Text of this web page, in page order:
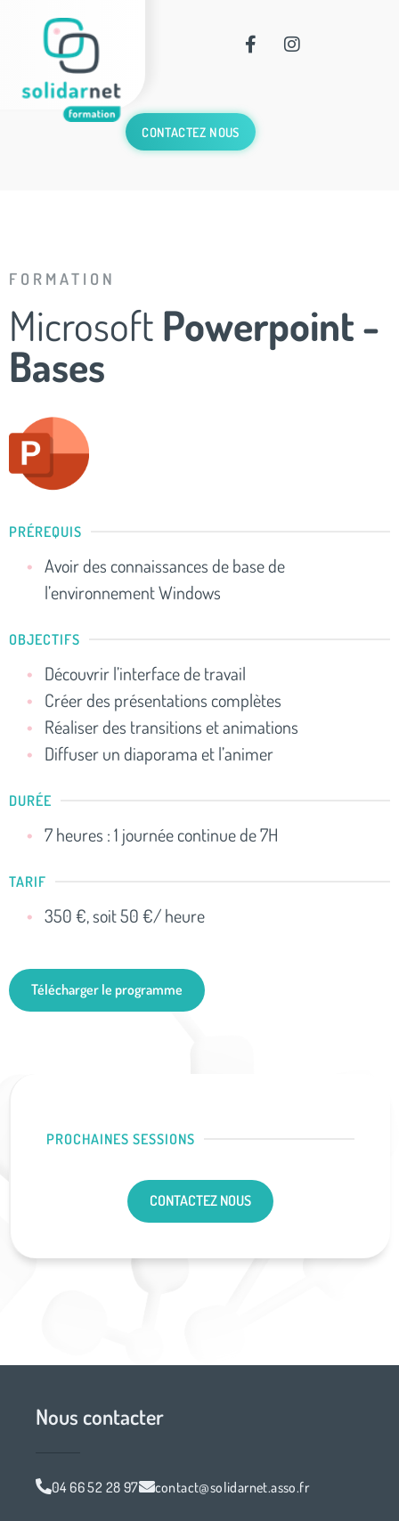
CONTACTEZ NOUS
FORMATION
Microsoft Powerpoint -
Bases
PRÉREQUIS
Avoir des connaissances de base de
l’environnement Windows
OBJECTIFS
Découvrir l’interface de travail
Créer des présentations complètes
Réaliser des transitions et animations
Diffuser un diaporama et l’animer
DURÉE
7 heures : 1 journée continue de 7H
TARIF
350 €, soit 50 €/ heure
Télécharger le programme
PROCHAINES SESSIONS
CONTACTEZ NOUS
Nous contacter
04 66 52 28 97 contact@solidarnet.asso.fr